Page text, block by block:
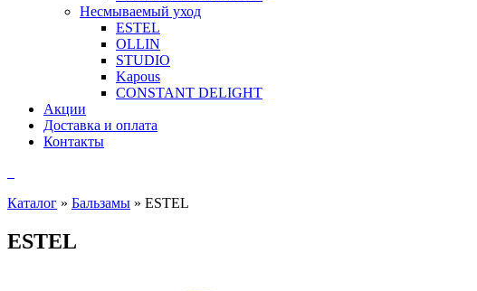
Несмываемый уход
ESTEL
OLLIN
STUDIO
Kapous
CONSTANT DELIGHT
Акции
Доставка и оплата
Контакты
Каталог » Бальзамы » ESTEL
ESTEL